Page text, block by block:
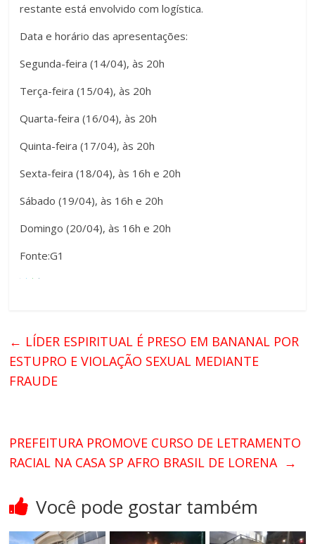
restante está envolvido com logística.
Data e horário das apresentações:
Segunda-feira (14/04), às 20h
Terça-feira (15/04), às 20h
Quarta-feira (16/04), às 20h
Quinta-feira (17/04), às 20h
Sexta-feira (18/04), às 16h e 20h
Sábado (19/04), às 16h e 20h
Domingo (20/04), às 16h e 20h
Fonte:G1
← LÍDER ESPIRITUAL É PRESO EM BANANAL POR
ESTUPRO E VIOLAÇÃO SEXUAL MEDIANTE
FRAUDE
PREFEITURA PROMOVE CURSO DE LETRAMENTO
RACIAL NA CASA SP AFRO BRASIL DE LORENA →
Você pode gostar também